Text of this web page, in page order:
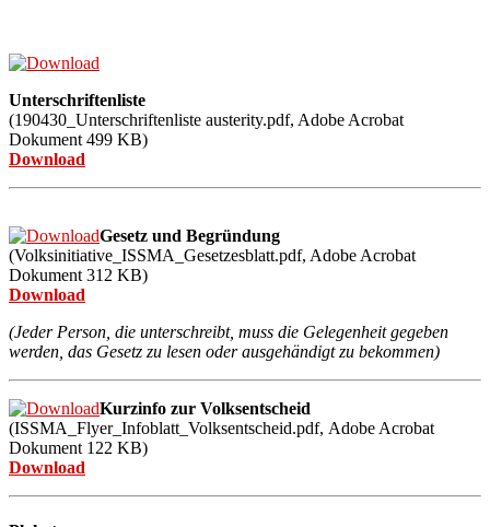
Unterschriftenliste
(190430_Unterschriftenliste austerity.pdf, Adobe Acrobat
Dokument499 KB)
Download
Gesetz und Begründung
(Volksinitiative_ISSMA_Gesetzesblatt.pdf, Adobe Acrobat
Dokument312 KB)
Download
(Jeder Person, die unterschreibt, muss die Gelegenheit gegeben
werden, das Gesetz zu lesen oder ausgehändigt zu bekommen)
Kurzinfo zur Volksentscheid
(ISSMA_Flyer_Infoblatt_Volksentscheid.pdf, Adobe Acrobat
Dokument 122 KB)
Download